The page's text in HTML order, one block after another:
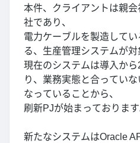
本件、クライアントは親
社であり、
電力ケーブルを製造して
る、生産管理システムが対
現在のシステムは導入か
り、業務実態と合ってい
なっていることから、
刷新PJが始まっております
新たなシステムはOracle